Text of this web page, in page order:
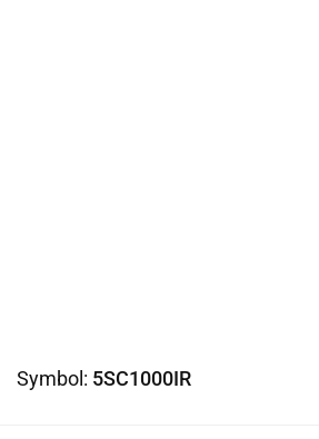
Symbol: 5SC1000IR